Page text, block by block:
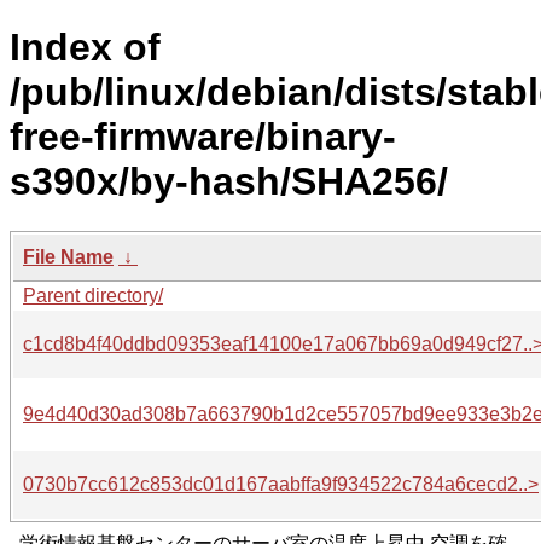
Index of
/pub/linux/debian/dists/
free-firmware/binary-
s390x/by-hash/SHA256/
File Name ↓
Parent directory/
0730b7cc612c853dc01d167aabffa9f934522c784a6cecd2..>